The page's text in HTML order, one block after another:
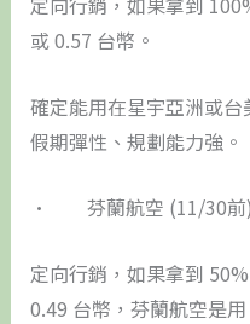
或 0.57 台幣。
確定能用在星宇亞洲或
假期彈性、規劃能力強。
• 芬蘭航空 (11/30前)
定向行銷，如果拿到
0.49 台幣，芬蘭航空是